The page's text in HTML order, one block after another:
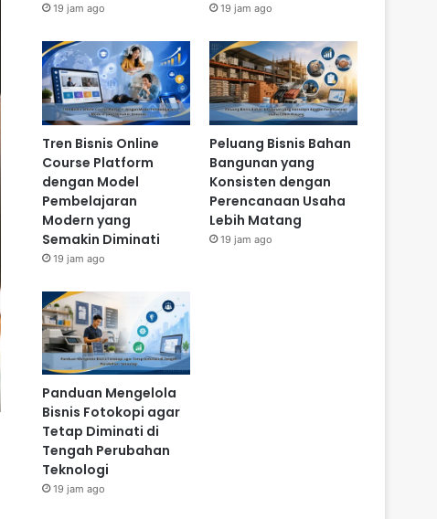
19 jam ago 19 jam ago
Tren Bisnis Online
Course Platform
dengan Model
Pembelajaran
Modern yang
Semakin Diminati
19 jam ago
Peluang Bisnis Bahan
Bangunan yang
Konsisten dengan
Perencanaan Usaha
Lebih Matang
19 jam ago
Panduan Mengelola
Bisnis Fotokopi agar
Tetap Diminati di
Tengah Perubahan
Teknologi
19 jam ago